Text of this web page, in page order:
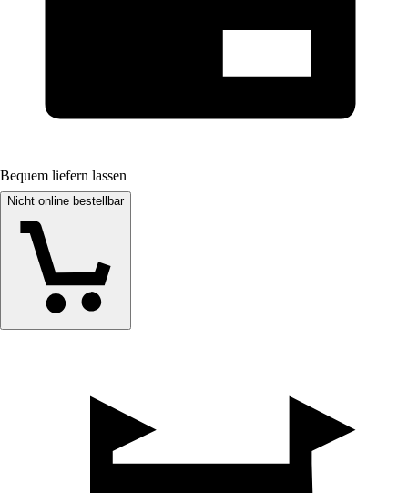
Bequem liefern lassen
Nicht online bestellbar